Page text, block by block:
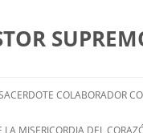
COLABORADOR
LA MISERICORDIA DEL